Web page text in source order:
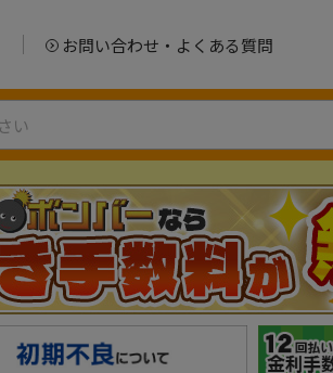
お問い合わせ・よくある質問